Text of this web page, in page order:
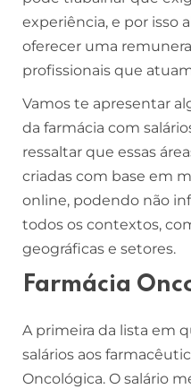
experiência, e por isso
oferecer uma
profissionais que
Vamos te apresentar
da farmácia com
ressaltar que essas
criadas com base em
online, podendo não
todos os contextos,
geográficas e setores.
Farmácia
A primeira da lista em
salários aos
Oncológica. O salário